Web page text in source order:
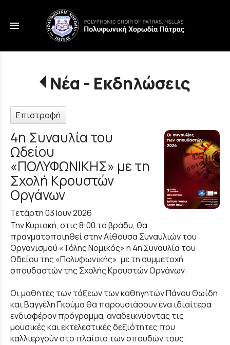
menu
Νέα - Εκδηλώσεις
Επιστροφή
4η Συναυλία του
Ωδείου
«ΠΟΛΥΦΩΝΙΚΗΣ» με τη
Σχολή Κρουστών
Οργάνων
Τετάρτη 03 Ιουν 2026
Την Κυριακή, στις 8:00 το βράδυ, θα
πραγματοποιηθεί στην Αίθουσα Συναυλιών του
Οργανισμού «Τόλης Νομικός» η 4η Συναυλία του
Ωδείου της «Πολυφωνικής», με τη συμμετοχή
σπουδαστών της Σχολής Κρουστών Οργάνων.
Οι μαθητές των τάξεων των καθηγητών Πάνου Θωίδη
και Βαγγέλη Γκούμα θα παρουσιάσουν ένα ιδιαίτερα
ενδιαφέρον πρόγραμμα, αναδεικνύοντας τις
μουσικές και εκτελεστικές δεξιότητες που
καλλιεργούν στο πλαίσιο των σπουδών τους.